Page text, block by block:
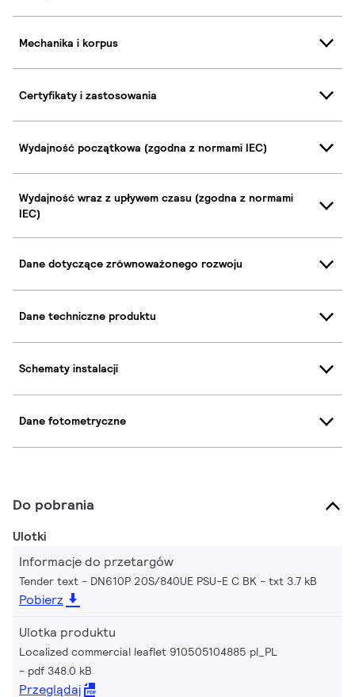
Mechanika i korpus
Certyfikaty i zastosowania
Wydajność początkowa (zgodna z normami IEC)
Wydajność wraz z upływem czasu (zgodna z normami
IEC)
Dane dotyczące zrównoważonego rozwoju
Dane techniczne produktu
Schematy instalacji
Dane fotometryczne
Do pobrania
Ulotki
Informacje do przetargów
Tender text - DN610P 20S/840UE PSU-E C BK txt 3.7 kB
Pobierz
Ulotka produktu
Localized commercial leaflet 910505104885 pl_PL
pdf 348.0 kB
Przeglądaj